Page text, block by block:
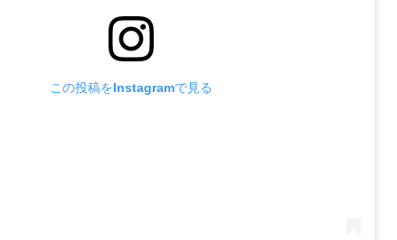
この投稿をInstagramで見る